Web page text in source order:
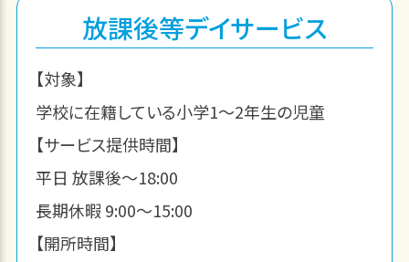
放課後等デイサービス
【対象】
学校に在籍している小学1～2年生の児童
【サービス提供時間】
平日 放課後～18:00
長期休暇 9:00～15:00
【開所時間】